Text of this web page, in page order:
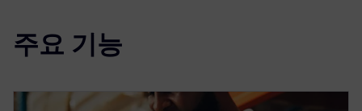
주요 기능